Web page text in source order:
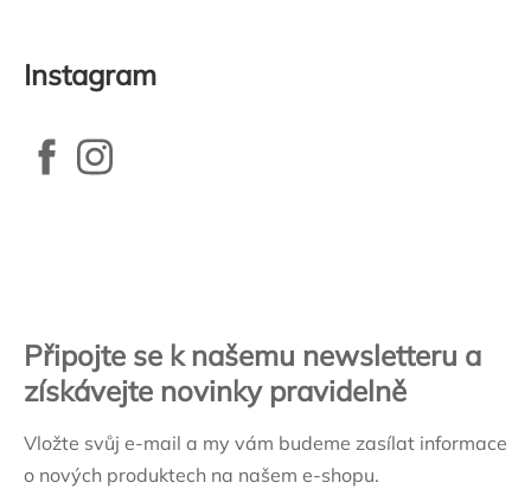
Instagram
Připojte se k našemu newsletteru a
získávejte novinky pravidelně
Vložte svůj e-mail a my vám budeme zasílat informace
o nových produktech na našem e-shopu.